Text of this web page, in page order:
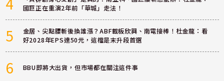
國巨正在重演2年前「華城」走法！
5
金居、尖點腰斬後換誰漲？ABF載板欣興、南電接棒！杜金龍：看
好2028年EPS達50元，這檔是末升段首選
6 BBU即將大出貨，但市場都在關注這件事